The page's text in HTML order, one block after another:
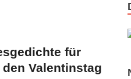
für
Valentinstag